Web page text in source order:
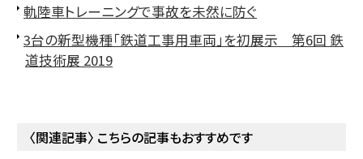
軌陸車トレーニングで事故を未然に防ぐ
3台の新型機種「鉄道工事用車両」を初展示 第6回 鉄
道技術展 2019
〈関連記事〉 こちらの記事もおすすめです